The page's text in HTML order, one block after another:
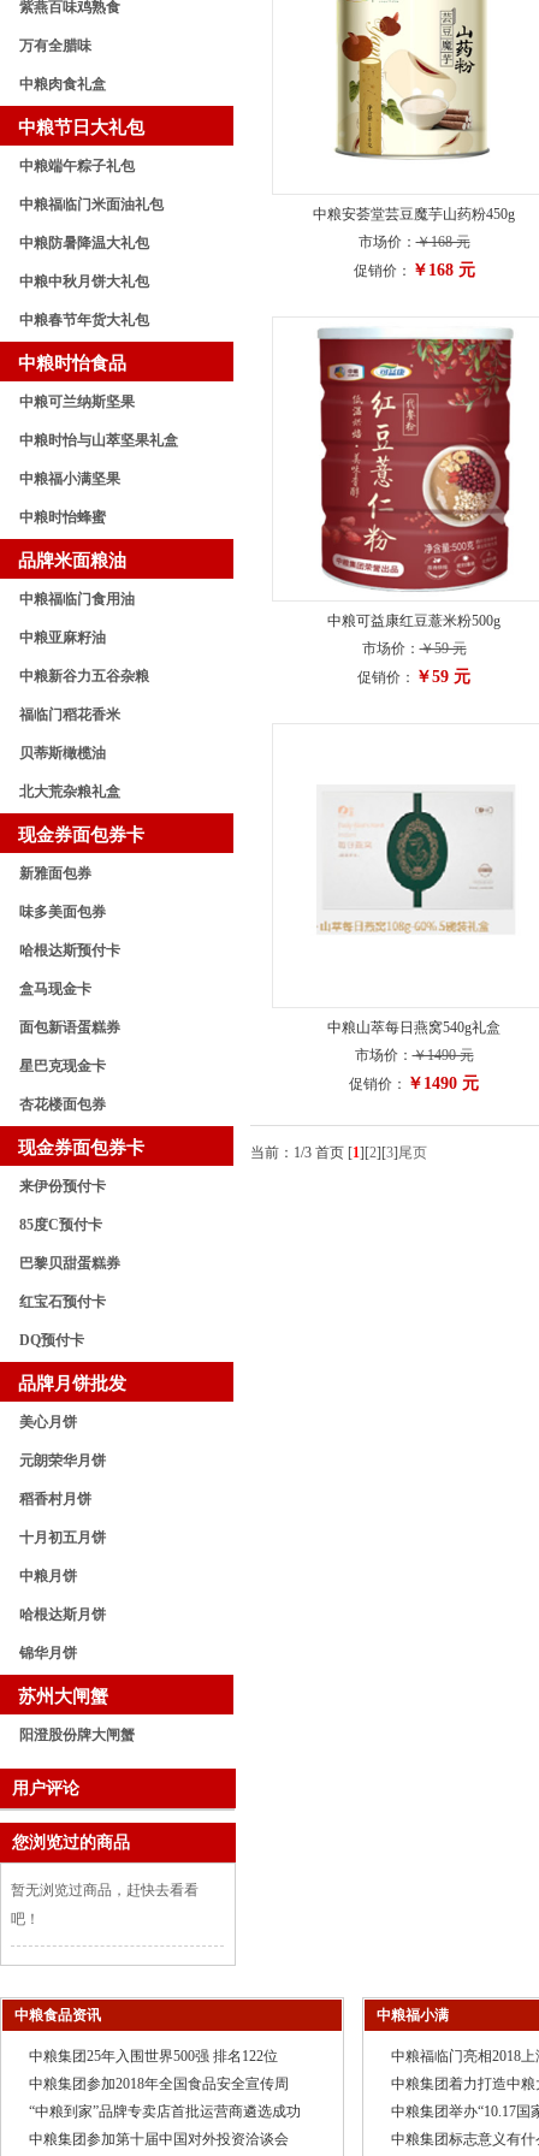
紫燕百味鸡熟食
万有全腊味
中粮肉食礼盒
中粮节日大礼包
中粮端午粽子礼包
中粮福临门米面油礼包
中粮防暑降温大礼包
中粮中秋月饼大礼包
中粮春节年货大礼包
中粮时怡食品
中粮可兰纳斯坚果
中粮时怡与山萃坚果礼盒
中粮福小满坚果
中粮时怡蜂蜜
品牌米面粮油
中粮福临门食用油
中粮亚麻籽油
中粮新谷力五谷杂粮
福临门稻花香米
贝蒂斯橄榄油
北大荒杂粮礼盒
现金券面包券卡
新雅面包券
味多美面包券
哈根达斯预付卡
盒马现金卡
面包新语蛋糕券
星巴克现金卡
杏花楼面包券
现金券面包券卡
来伊份预付卡
85度C预付卡
巴黎贝甜蛋糕券
红宝石预付卡
DQ预付卡
品牌月饼批发
美心月饼
元朗荣华月饼
稻香村月饼
十月初五月饼
中粮月饼
哈根达斯月饼
锦华月饼
苏州大闸蟹
阳澄股份牌大闸蟹
用户评论
您浏览过的商品
暂无浏览过商品，赶快去看看
吧！
中粮安荟堂芸豆魔芋山药粉450g
市场价：￥168 元
促销价： ￥168 元
中粮可益康红豆薏米粉500g
市场价：￥59 元
促销价： ￥59 元
中粮山萃每日燕窝540g礼盒
市场价：￥1490 元
促销价： ￥1490 元
当前：1/3 首页 [1][2][3]尾页
中粮食品资讯
中粮集团25年入围世界500强 排名122位
中粮集团参加2018年全国食品安全宣传周
“中粮到家”品牌专卖店首批运营商遴选成功
中粮集团参加第十届中国对外投资洽谈会
中粮福小满
中粮福临门亮相2018
中粮集团着力打造中
中粮集团举办“10.17国
中粮集团标志意义有什